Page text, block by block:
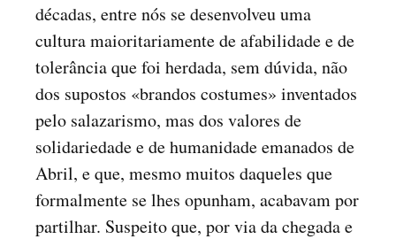
décadas, entre nós se desenvolveu uma
cultura maioritariamente de afabilidade e de
tolerância que foi herdada, sem dúvida, não
dos supostos «brandos costumes» inventados
pelo salazarismo, mas dos valores de
solidariedade e de humanidade emanados de
Abril, e que, mesmo muitos daqueles que
formalmente se lhes opunham, acabavam por
partilhar. Suspeito que, por via da chegada e